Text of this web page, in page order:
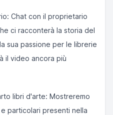
Chat con il proprietario
ci racconterà la storia del
sua passione per le librerie
il video ancora più
libri d'arte: Mostreremo
particolari presenti nella